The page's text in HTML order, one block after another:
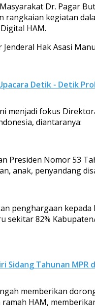
Dr. Pagar
kegiatan
HAM.
Hak Asasi
Detik - Detik
menjadi fokus
diantaranya:
Presiden Nomor 53
anak, penyandang
penghargaan
sekitar 82%
Sidang Tahunan
memberikan
HAM,